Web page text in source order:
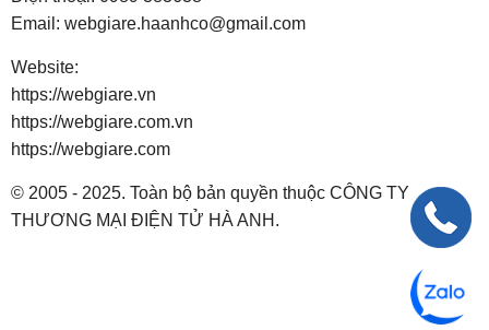
Email: webgiare.haanhco@gmail.com
Website:
https://webgiare.vn
https://webgiare.com.vn
https://webgiare.com
© 2005 - 2025. Toàn bộ bản quyền thuộc CÔNG TY
THƯƠNG MẠI ĐIỆN TỬ HÀ ANH.